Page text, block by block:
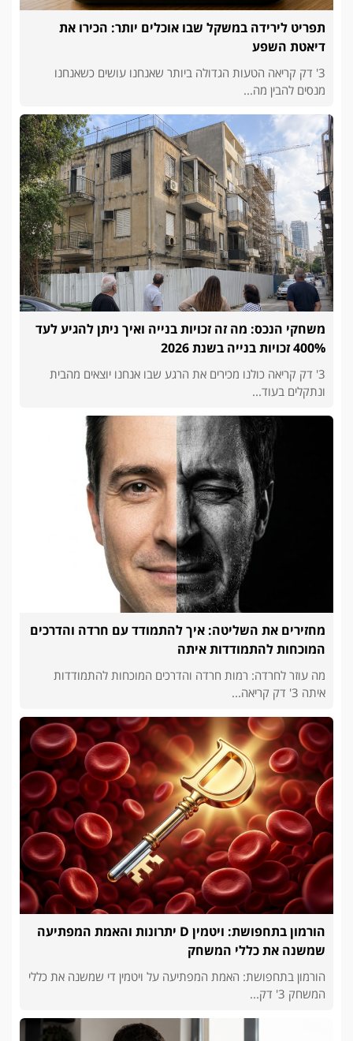
תפריט לירידה במשקל שבו אוכלים יותר: הכירו את
דיאטת השפע
3' דק קריאה הטעות הגדולה ביותר שאנחנו עושים כשאנחנו
מנסים להבין מה...
משחקי הנכס: מה זה זכויות בנייה ואיך ניתן להגיע לעד
400% זכויות בנייה בשנת 2026
3' דק קריאה כולנו מכירים את הרגע שבו אנחנו יוצאים מהבית
ונתקלים בעוד...
מחזירים את השליטה: איך להתמודד עם חרדה והדרכים
המוכחות להתמודדות איתה
מה עוזר לחרדה: רמות חרדה והדרכים המוכחות להתמודדות
איתה 3' דק קריאה...
הורמון בתחפושת: ויטמין D יתרונות והאמת המפתיעה
שמשנה את כללי המשחק
הורמון בתחפושת: האמת המפתיעה על ויטמין די שמשנה את כללי
המשחק 3' דק...